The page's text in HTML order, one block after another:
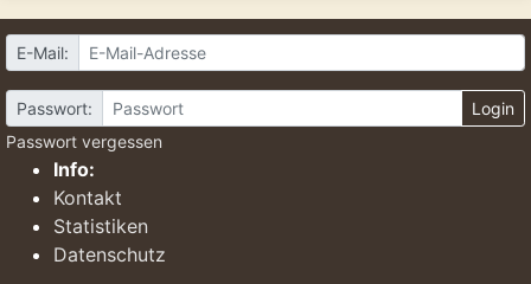
E-Mail:
Passwort:
Login
Passwort vergessen
Info:
Kontakt
Statistiken
Datenschutz